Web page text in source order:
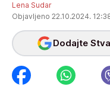
Lena Sudar
Objavljeno 22.10.2024.
Dodajte